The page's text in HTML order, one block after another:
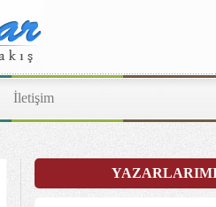
İletişim